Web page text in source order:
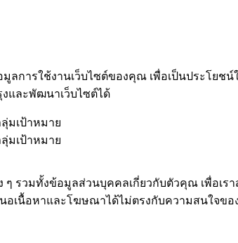
มูลการใช้งานเว็บไซต์ของคุณ เพื่อเป็นประโย
งและพัฒนาเว็บไซต์ได้
มเป้าหมาย
มเป้าหมาย
ๆ รวมทั้งข้อมูลส่วนบุคคลเกี่ยวกับตัวคุณ เพื่อเ
นอเนื้อหาและโฆษณาได้ไม่ตรงกับความสนใจข